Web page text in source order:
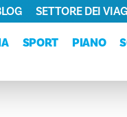
SPORT PIANO
SETTORE DEI